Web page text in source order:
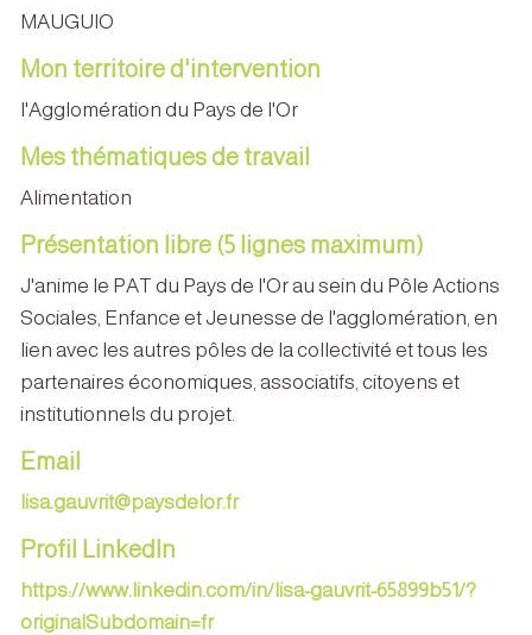
MAUGUIO
Mon territoire d'intervention
l'Agglomération du Pays de l'Or
Mes thématiques de travail
Alimentation
Présentation libre (5 lignes maximum)
J'anime le PAT du Pays de l'Or au sein du Pôle Actions
Sociales, Enfance et Jeunesse de l'agglomération, en
lien avec les autres pôles de la collectivité et tous les
partenaires économiques, associatifs, citoyens et
institutionnels du projet.
Email
lisa.gauvrit@paysdelor.fr
Profil LinkedIn
https://www.linkedin.com/in/lisa-gauvrit-65899b51/?
originalSubdomain=fr